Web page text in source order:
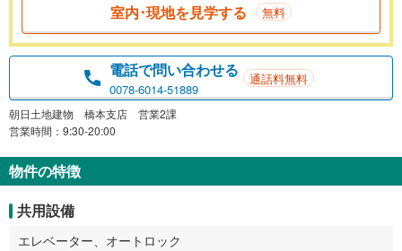
室内･現地を見学する 無料
電話で問い合わせる
0078-6014-51889
通話料無料
朝日土地建物 橋本支店 営業2課
営業時間：9:30-20:00
物件の特徴
共用設備
エレベーター、オートロック